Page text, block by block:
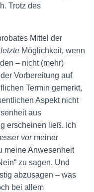
Trotz des
Mittel der
letzte Möglichkeit, wenn
– nicht (mehr)
Vorbereitung auf
Termin gemerkt,
Aspekt nicht
aus
erscheinen ließ. Ich
vormeiner
meine Anwesenheit
zu sagen. Und
abzusagen – was
bei allem